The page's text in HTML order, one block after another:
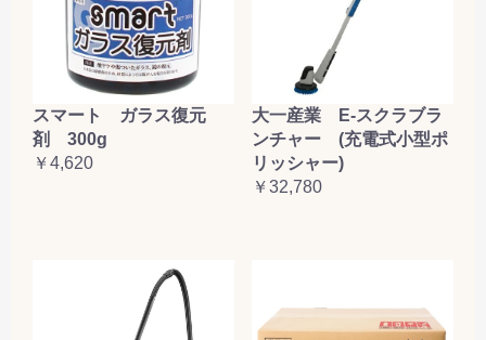
スマート ガラス復元
剤 300g
￥4,620
大一産業 E-スクラブラ
ンチャー (充電式小型ポ
リッシャー)
￥32,780